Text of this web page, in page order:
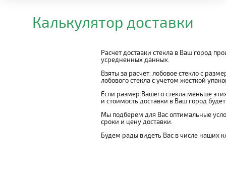
Калькулятор доставки
Расчет доставки стекла в Ваш город
усредненных данных.
Взяты за расчет: лобовое стекло с
лобового стекла с учетом жесткой
Если размер Вашего стекла меньше
и стоимость доставки в Ваш город
Мы подберем для Вас оптимальные
сроки и цену доставки.
Будем рады видеть Вас в числе наших